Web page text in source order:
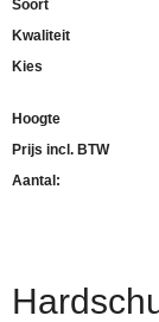
Soort
Kwaliteit
Kies
Hoogte
Prijs incl. BTW
Aantal: